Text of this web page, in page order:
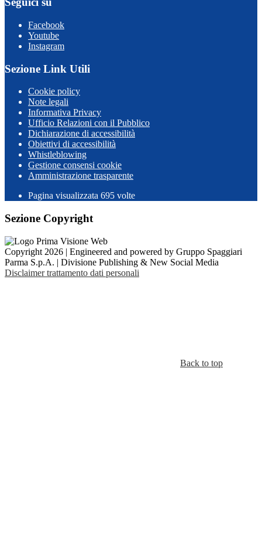
Facebook
Youtube
Instagram
Sezione Link Utili
Cookie policy
Note legali
Informativa Privacy
Ufficio Relazioni con il Pubblico
Dichiarazione di accessibilità
Obiettivi di accessibilità
Whistleblowing
Gestione consensi cookie
Amministrazione trasparente
Pagina visualizzata 695 volte
Sezione Copyright
Copyright 2026 | Engineered and powered by Gruppo Spaggiari
Parma S.p.A. | Divisione Publishing & New Social Media
Disclaimer trattamento dati personali
Back to top